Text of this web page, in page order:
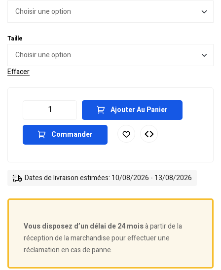
Taille
Effacer
Ajouter Au Panier
Commander
Dates de livraison estimées: 10/08/2026 - 13/08/2026
Vous disposez d’un délai de 24 moisà partir de la
réception de la marchandise pour effectuer une
réclamation en cas de panne.